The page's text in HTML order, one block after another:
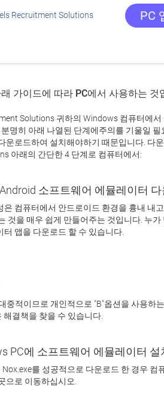
Recruitment Solutions PC
가이드에 따라 PC에서 사용하는 것
Solutions 귀하의 Windows 컴퓨터에
명히 아래 나열된 단계에주의를 기울일
운로드하여 설치해야하기 때문입니다. 다
아래의 간단한 4 단계로 컴퓨터에서:
소프트웨어 에뮬레이터 다
은 컴퓨터에서 안드로이드 환경을 흉내 내
것을 매우 쉽게 만들어주는 것입니다. 누
해결책을 찾을 수 있습니다.
PC에 소프트웨어 에뮬레이터 설
를 성공적으로 다운로드 한 경우